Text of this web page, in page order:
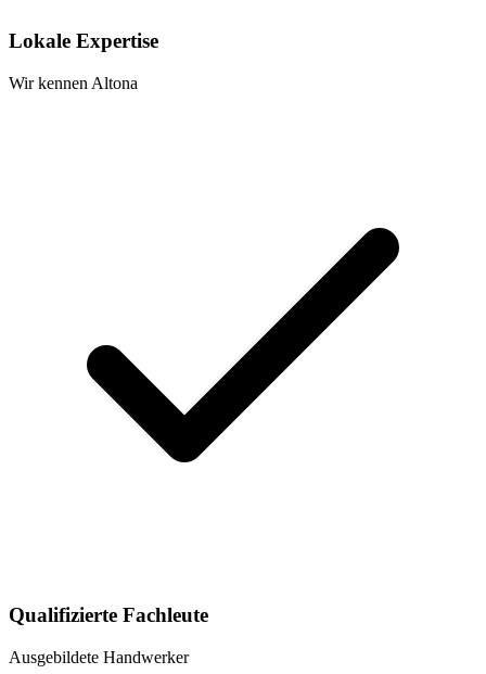
Lokale Expertise
Wir kennen Altona
Qualifizierte Fachleute
Ausgebildete Handwerker